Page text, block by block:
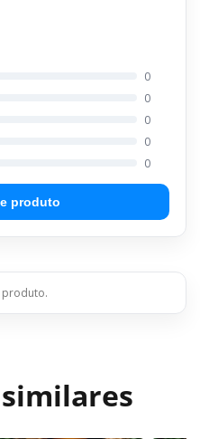
0
0
0
0
0
produto
produto.